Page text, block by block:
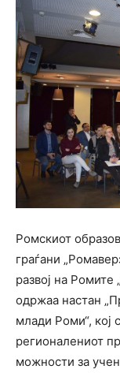
Ромскиот
граѓани
развој на
одржаа настан
млади Роми“, кој
регионалениот
можности за